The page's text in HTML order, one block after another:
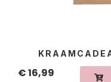
€16,99